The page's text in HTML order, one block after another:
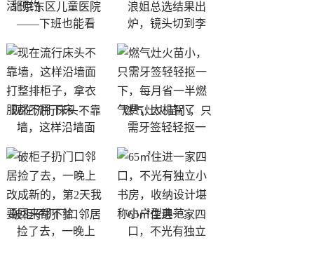
北京东区儿童医院
——下班也能看
​浪姐总选结果出
炉，镜头切到李
现在流行床头不靠
墙，这样沿墙面
燃气灶火苗小，只
需牙签轻轻抠一
破柜子扔门口邻居
捡了去，一晚上
65㎡住进一家四
口，不光有独立